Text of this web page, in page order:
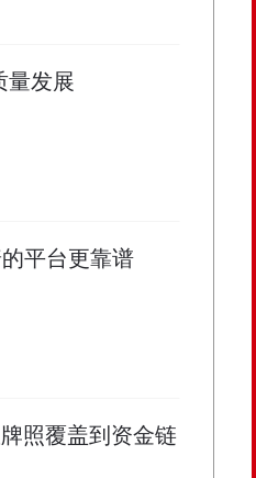
量发展
平台更靠谱
照覆盖到资金链